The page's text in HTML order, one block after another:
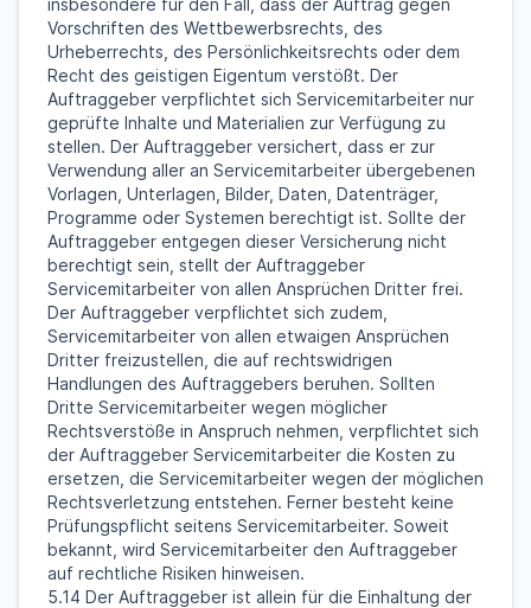
insbesondere für den Fall, dass der Auftrag gegen
Vorschriften des Wettbewerbsrechts, des
Urheberrechts, des Persönlichkeitsrechts oder dem
Recht des geistigen Eigentum verstößt. Der
Auftraggeber verpflichtet sich Servicemitarbeiter nur
geprüfte Inhalte und Materialien zur Verfügung zu
stellen. Der Auftraggeber versichert, dass er zur
Verwendung aller an Servicemitarbeiter übergebenen
Vorlagen, Unterlagen, Bilder, Daten, Datenträger,
Programme oder Systemen berechtigt ist. Sollte der
Auftraggeber entgegen dieser Versicherung nicht
berechtigt sein, stellt der Auftraggeber
Servicemitarbeiter von allen Ansprüchen Dritter frei.
Der Auftraggeber verpflichtet sich zudem,
Servicemitarbeiter von allen etwaigen Ansprüchen
Dritter freizustellen, die auf rechtswidrigen
Handlungen des Auftraggebers beruhen. Sollten
Dritte Servicemitarbeiter wegen möglicher
Rechtsverstöße in Anspruch nehmen, verpflichtet sich
der Auftraggeber Servicemitarbeiter die Kosten zu
ersetzen, die Servicemitarbeiter wegen der möglichen
Rechtsverletzung entstehen. Ferner besteht keine
Prüfungspflicht seitens Servicemitarbeiter. Soweit
bekannt, wird Servicemitarbeiter den Auftraggeber
auf rechtliche Risiken hinweisen.
5.14 Der Auftraggeber ist allein für die Einhaltung der